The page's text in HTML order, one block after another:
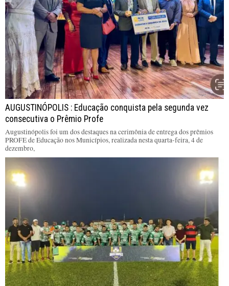
AUGUSTINÓPOLIS : Educação conquista pela segunda vez
consecutiva o Prêmio Profe
Augustinópolis foi um dos destaques na cerimônia de entrega dos prêmios
PROFE de Educação nos Municípios, realizada nesta quarta-feira, 4 de
dezembro,